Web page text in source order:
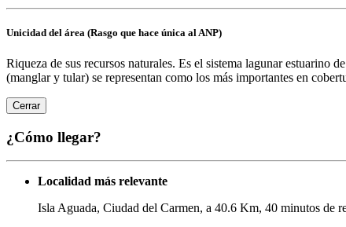
Unicidad del área (Rasgo que hace única al ANP)
Riqueza de sus recursos naturales. Es el sistema lagunar estuarino
(manglar y tular) se representan como los más importantes en
Cerrar
¿Cómo llegar?
Localidad más relevante
Isla Aguada, Ciudad del Carmen, a 40.6 Km, 40 minutos de